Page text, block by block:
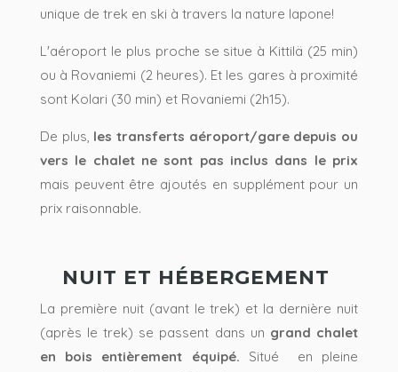
unique de trek en ski à travers la nature lapone!
L'aéroport le plus proche se situe à Kittilä (25 min)
ou à Rovaniemi (2 heures). Et les gares à proximité
sont Kolari (30 min) et Rovaniemi (2h15).
De plus, les transferts aéroport/gare depuis ou
vers le chalet ne sont pas inclus dans le prix
mais peuvent être ajoutés en supplément pour un
prix raisonnable.
NUIT ET HÉBERGEMENT
La première nuit (avant le trek) et la dernière nuit
(après le trek) se passent dans un grand chalet
en bois entièrement équipé. Situé en pleine